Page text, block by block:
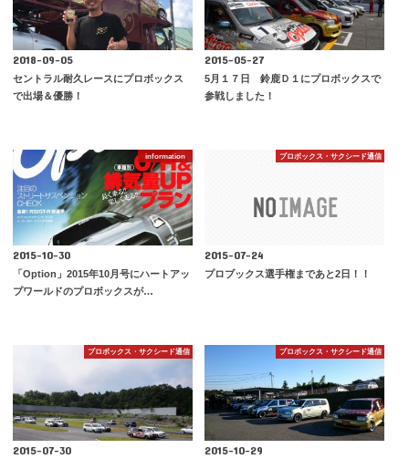
2018-09-05
セントラル耐久レースにプロボックス
で出場＆優勝！
2015-05-27
5月１７日 鈴鹿Ｄ１にプロボックスで
参戦しました！
information
2015-10-30
「Option」2015年10月号にハートアッ
プワールドのプロボックスが…
プロボックス・サクシード通信
2015-07-24
プロブックス選手権まであと2日！！
プロボックス・サクシード通信
2015-07-30
プロボックス・サクシード通信
2015-10-29